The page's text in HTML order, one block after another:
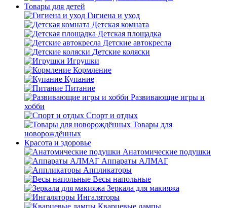
Товары для детей
Гигиена и уход
Детская комната
Детская площадка
Детские автокресла
Детские коляски
Игрушки
Кормление
Купание
Питание
Развивающие игры и
хобби
Спорт и отдых
Товары для
новорождённых
Красота и здоровье
Анатомические подушки
Аппараты АЛМАГ
Аппликаторы
Весы напольные
Зеркала для макияжа
Ингаляторы
Кварцевые лампы